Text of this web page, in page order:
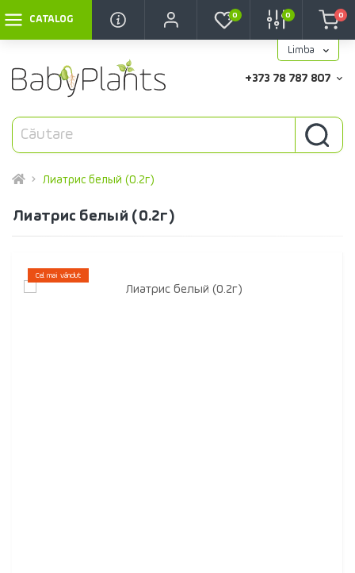
CATALOG
Limba
0 0 0
+373 78 787 807
Лиатрис белый (0.2г)
Лиатрис белый (0.2г)
Cel mai vândut